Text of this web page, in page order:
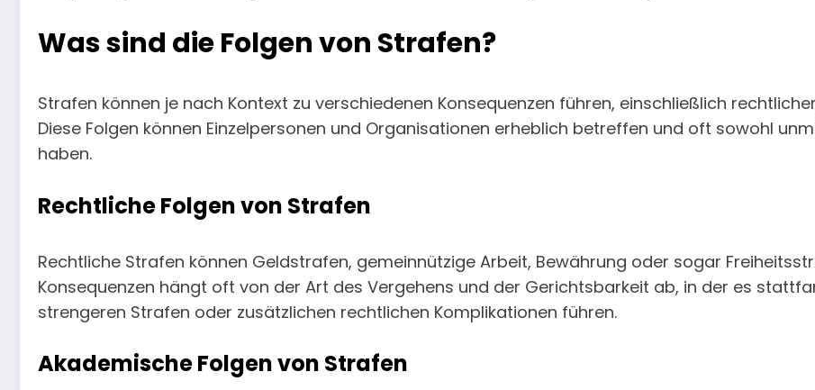
Was sind die Folgen von Strafen?
Strafen können je nach Kontext zu verschiedenen Konsequenzen führen, einschließlich
Diese Folgen können Einzelpersonen und Organisationen erheblich betreffen und oft sowohl
haben.
Rechtliche Folgen von Strafen
Rechtliche Strafen können Geldstrafen, gemeinnützige Arbeit, Bewährung oder sogar
Konsequenzen hängt oft von der Art des Vergehens und der Gerichtsbarkeit ab, in der es
strengeren Strafen oder zusätzlichen rechtlichen Komplikationen führen.
Akademische Folgen von Strafen